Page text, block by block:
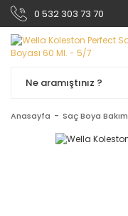
0 532 303 73 70
Anasayfa Saç Boya Bakım